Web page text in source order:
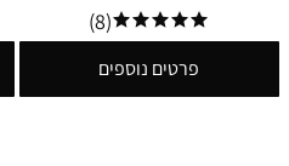
(8)
פרטים נוספים